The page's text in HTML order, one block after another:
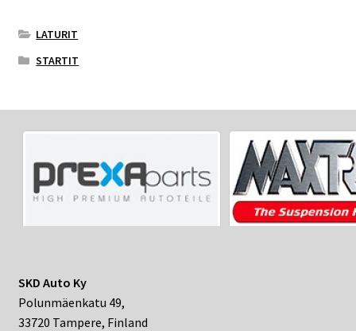
LATURIT
STARTIT
SKD Auto Ky
Polunmäenkatu 49,
33720 Tampere, Finland